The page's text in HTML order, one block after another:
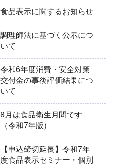
食品表示に関するお知らせ
調理師法に基づく公示につ
いて
令和6年度消費・安全対策
交付金の事後評価結果につ
いて
8月は食品衛生月間です
（令和7年版）
【申込締切延長】令和7年
度食品表示セミナー・個別